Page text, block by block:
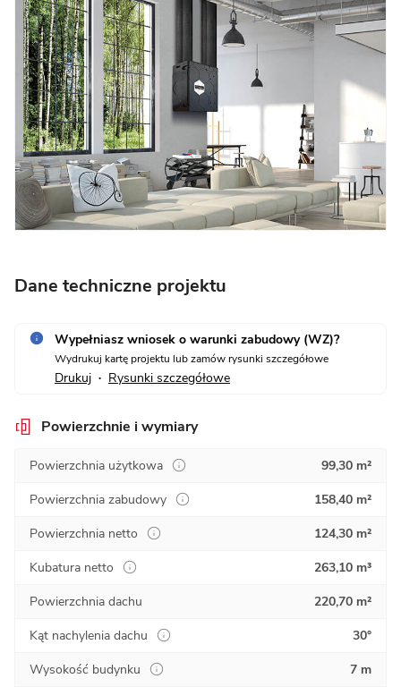
Dane techniczne projektu
Wypełniasz wniosek o warunki zabudowy (WZ)?
Wydrukuj kartę projektu lub zamów rysunki szczegółowe
Drukuj • Rysunki szczegółowe
Powierzchnie i wymiary
Powierzchnia użytkowa
99,30 m²
Powierzchnia zabudowy
158,40 m²
Powierzchnia netto
124,30 m²
Kubatura netto
263,10 m³
Powierzchnia dachu
220,70 m²
Kąt nachylenia dachu
30°
Wysokość budynku
7 m